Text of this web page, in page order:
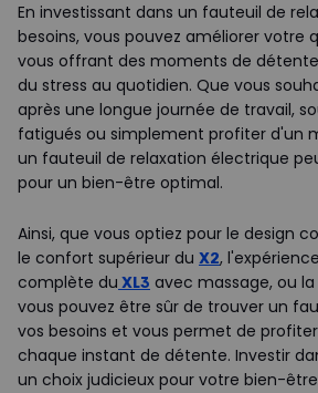
En investissant dans un fauteuil de
besoins, vous pouvez améliorer votre
vous offrant des moments de
du stress au quotidien. Que vous
après une longue journée de travail,
fatigués ou simplement profiter d'un
un fauteuil de relaxation électrique
pour un bien-être optimal.
Ainsi, que vous optiez pour le design
le confort supérieur du X2,
complète du XL3 avec massage, ou
vous pouvez être sûr de trouver un
vos besoins et vous permet de
chaque instant de détente. Investir
un choix judicieux pour votre bien-